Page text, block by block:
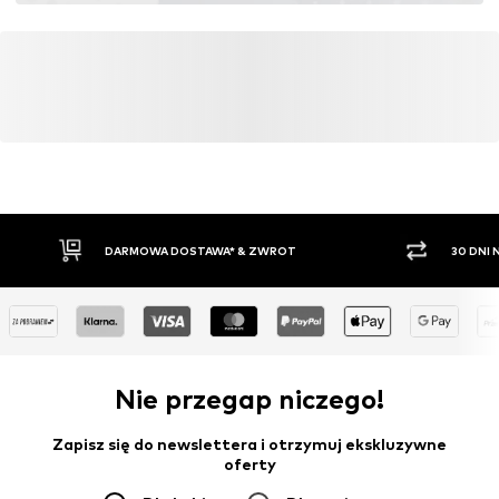
Więcej
DARMOWA DOSTAWA* & ZWROT 30 DNI
Nie przegap niczego!
Zapisz się do newslettera i otrzymuj ekskluzywne
oferty